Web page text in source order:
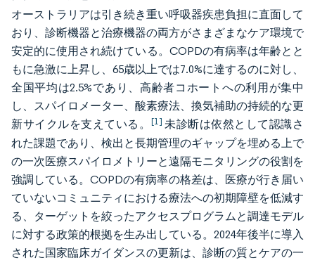
オーストラリアは引き続き重い呼吸器疾患負担に直面して
おり、診断機器と治療機器の両方がさまざまなケア環境で
安定的に使用され続けている。COPDの有病率は年齢とと
もに急激に上昇し、65歳以上では7.0%に達するのに対し、
全国平均は2.5%であり、高齢者コホートへの利用が集中
し、スパイロメーター、酸素療法、換気補助の持続的な更
新サイクルを支えている。 [1] 未診断は依然として認識さ
れた課題であり、検出と長期管理のギャップを埋める上で
の一次医療スパイロメトリーと遠隔モニタリングの役割を
強調している。COPDの有病率の格差は、医療が行き届い
ていないコミュニティにおける療法への初期障壁を低減す
る、ターゲットを絞ったアクセスプログラムと調達モデル
に対する政策的根拠を生み出している。2024年後半に導入
された国家臨床ガイダンスの更新は、診断の質とケアの一